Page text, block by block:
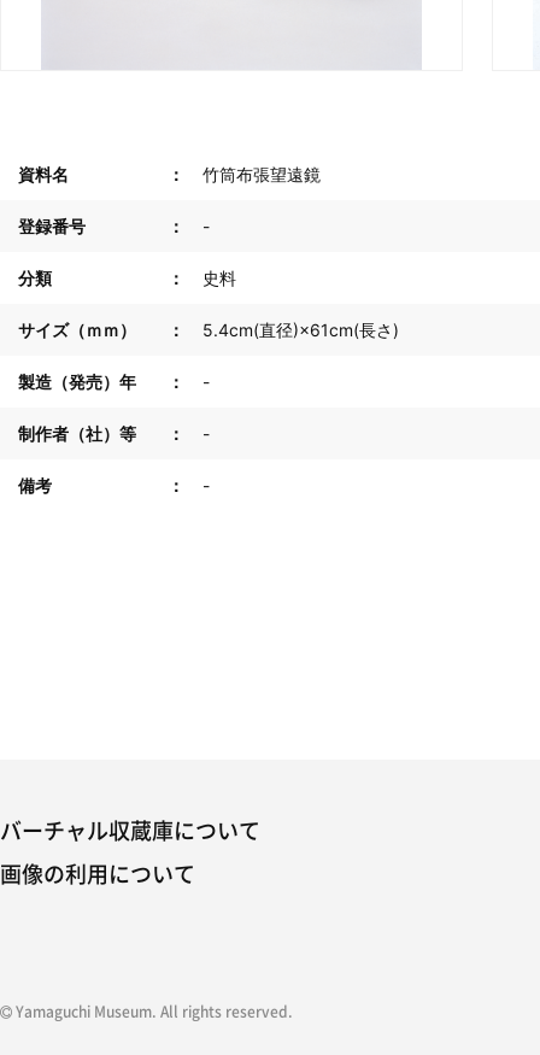
資料名 竹筒布張望遠鏡
登録番号 -
分類 史料
サイズ（ｍｍ） 5.4cm(直径)×61cm(長さ)
製造（発売）年 -
制作者（社）等 -
備考 -
バーチャル収蔵庫について
画像の利用について
Yamaguchi Museum. All rights reserved.